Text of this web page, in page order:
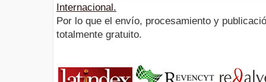
Internacional.
Por lo que el envío, procesamiento y
totalmente gratuito.